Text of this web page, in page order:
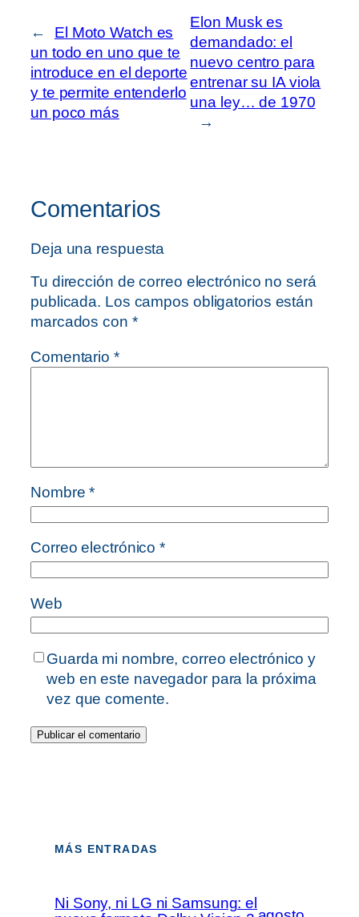
←
El Moto Watch es
un todo en uno que te
introduce en el deporte
y te permite entenderlo
un poco más
Elon Musk es
demandado: el
nuevo centro para
entrenar su IA viola
una ley… de 1970
→
Comentarios
Deja una respuesta
Tu dirección de correo electrónico no será
publicada. Los campos obligatorios están
marcados con *
Comentario *
Nombre*
Correo electrónico*
Web
Guarda mi nombre, correo electrónico y
web en este navegador para la próxima
vez que comente.
MÁS ENTRADAS
Ni Sony, ni LG ni Samsung: el